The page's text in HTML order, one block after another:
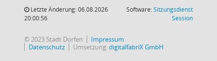
Letzte Änderung: 06.08.2026
20:00:56
Software:Sitzungsdienst
Session(Wird in
© 2023 Stadt Dorfen
Impressum
Datenschutz
Umsetzung:digitalfabriX GmbH